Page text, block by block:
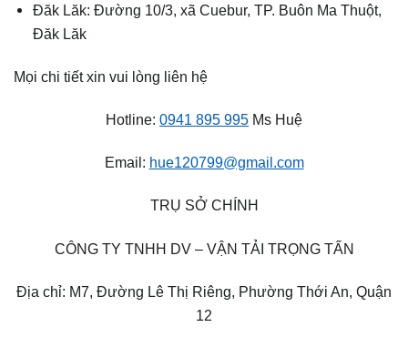
Đăk Lăk: Đường 10/3, xã Cuebur, TP. Buôn Ma Thuột,
Đăk Lăk
Mọi chi tiết xin vui lòng liên hệ
Hotline: 0941 895 995 Ms Huệ
Email: hue120799@gmail.com
TRỤ SỞ CHÍNH
CÔNG TY TNHH DV – VẬN TẢI TRỌNG TẤN
Địa chỉ: M7, Đường Lê Thị Riêng, Phường Thới An, Quận
12